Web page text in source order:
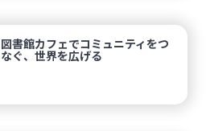
図書館カフェでコミュニティをつ
なぐ、世界を広げる